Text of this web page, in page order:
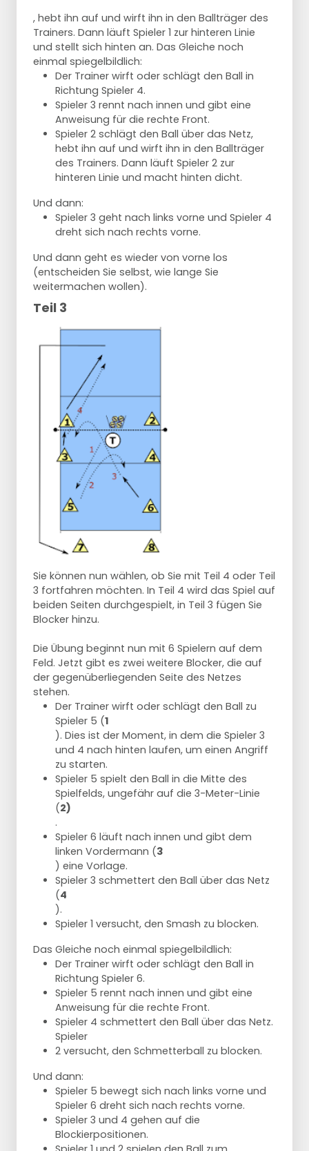
, hebt ihn auf und wirft ihn in den Ballträger des
Trainers. Dann läuft Spieler 1 zur hinteren Linie
und stellt sich hinten an. Das Gleiche noch
einmal spiegelbildlich:
Der Trainer wirft oder schlägt den Ball in
Richtung Spieler 4.
Spieler 3 rennt nach innen und gibt eine
Anweisung für die rechte Front.
Spieler 2 schlägt den Ball über das Netz,
hebt ihn auf und wirft ihn in den Ballträger
des Trainers. Dann läuft Spieler 2 zur
hinteren Linie und macht hinten dicht.
Und dann:
Spieler 3 geht nach links vorne und Spieler 4
dreht sich nach rechts vorne.
Und dann geht es wieder von vorne los
(entscheiden Sie selbst, wie lange Sie
weitermachen wollen).
Teil 3
Sie können nun wählen, ob Sie mit Teil 4 oder Teil
3 fortfahren möchten. In Teil 4 wird das Spiel auf
beiden Seiten durchgespielt, in Teil 3 fügen Sie
Blocker hinzu.
Die Übung beginnt nun mit 6 Spielern auf dem
Feld. Jetzt gibt es zwei weitere Blocker, die auf
der gegenüberliegenden Seite des Netzes
stehen.
Der Trainer wirft oder schlägt den Ball zu
Spieler 5 (1
). Dies ist der Moment, in dem die Spieler 3
und 4 nach hinten laufen, um einen Angriff
zu starten.
Spieler 5 spielt den Ball in die Mitte des
Spielfelds, ungefähr auf die 3-Meter-Linie
(2)
.
Spieler 6 läuft nach innen und gibt dem
linken Vordermann (3
) eine Vorlage.
Spieler 3 schmettert den Ball über das Netz
(4
).
Spieler 1 versucht, den Smash zu blocken.
Das Gleiche noch einmal spiegelbildlich:
Der Trainer wirft oder schlägt den Ball in
Richtung Spieler 6.
Spieler 5 rennt nach innen und gibt eine
Anweisung für die rechte Front.
Spieler 4 schmettert den Ball über das Netz.
Spieler
2 versucht, den Schmetterball zu blocken.
Und dann:
Spieler 5 bewegt sich nach links vorne und
Spieler 6 dreht sich nach rechts vorne.
Spieler 3 und 4 gehen auf die
Blockierpositionen.